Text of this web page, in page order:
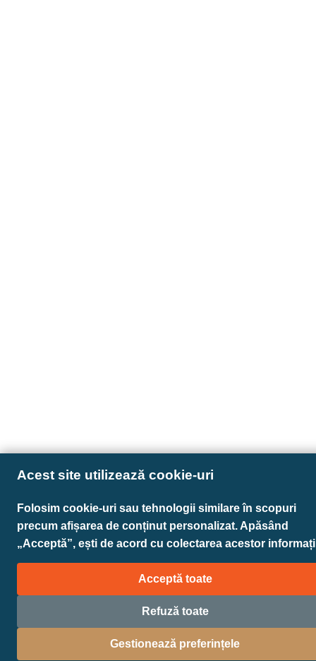
Acest site utilizează cookie-uri
Folosim cookie-uri sau tehnologii similare în scopuri
precum afișarea de conținut personalizat. Apăsând
„Acceptă”, ești de acord cu colectarea acestor
Acceptă toate
Refuză toate
Gestionează preferințele